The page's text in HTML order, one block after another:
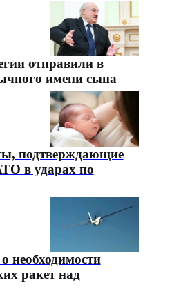
отправили в
имени сына
подтверждающие
в ударах по
необходимости
ракет над